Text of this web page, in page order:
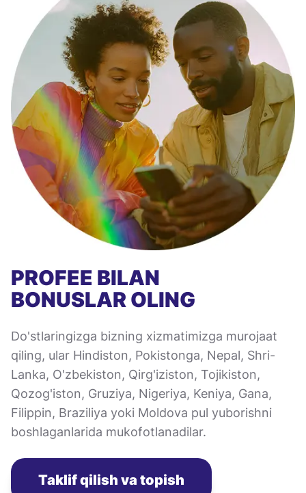
PROFEE BILAN
BONUSLAR OLING
Do'stlaringizga bizning xizmatimizga murojaat
qiling, ular Hindiston, Pokistonga, Nepal, Shri-
Lanka, O'zbekiston, Qirg'iziston, Tojikiston,
Qozog'iston, Gruziya, Nigeriya, Keniya, Gana,
Filippin, Braziliya yoki Moldova pul yuborishni
boshlaganlarida mukofotlanadilar.
Taklif qilish va topish